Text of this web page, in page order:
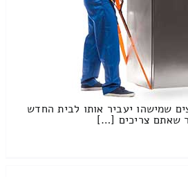
שמישהו יעביר אותו לבית החדש
שאתם צריכים […]